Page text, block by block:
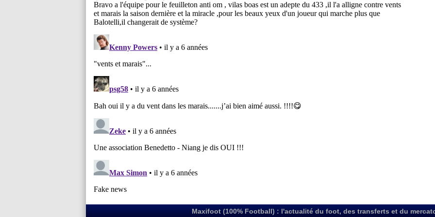
Maxifoot (100% Football) : l'actualité du foot, des transferts et du